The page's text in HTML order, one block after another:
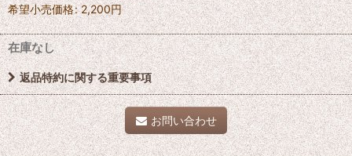
希望小売価格: 2,200円
在庫なし
返品特約に関する重要事項
お問い合わせ